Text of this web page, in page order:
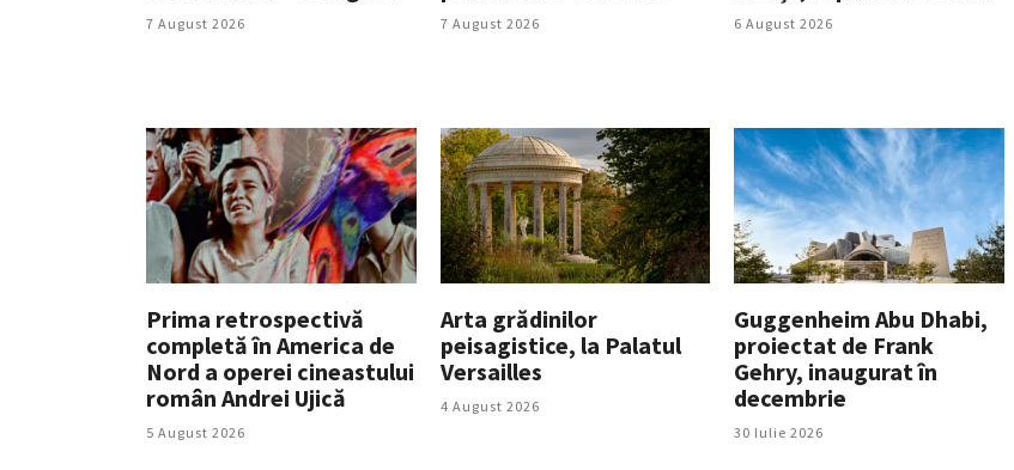
7 August 2026 7 August 2026 6 August 2026
Prima retrospectivă
completă în America de
Nord a operei cineastului
român Andrei Ujică
5 August 2026
Arta grădinilor
peisagistice, la Palatul
Versailles
4 August 2026
Guggenheim Abu Dhabi,
proiectat de Frank
Gehry, inaugurat în
decembrie
30 Iulie 2026